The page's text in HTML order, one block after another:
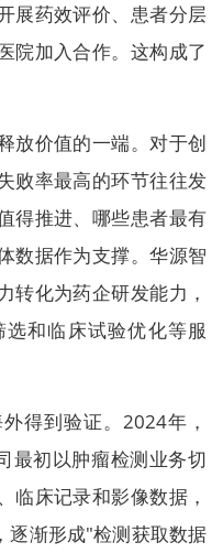
展药效评价、患者分层
院加入合作。这构成了
放价值的一端。对于创
败率最高的环节往往发
得推进、哪些患者最有
数据作为支撑。华源智
转化为药企研发能力，
和临床试验优化等服
得到验证。2024年，
最初以肿瘤检测业务切
临床记录和影像数据，
逐渐形成"检测获取数据